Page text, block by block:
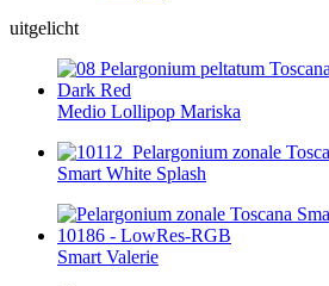
uitgelicht
Medio Lollipop Mariska
Smart White Splash
Smart Valerie